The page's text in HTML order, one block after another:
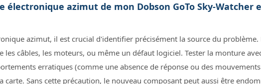
électronique azimut de mon Dobson GoTo Sky-
azimut, il est crucial d'identifier précisément la source du
les câbles, les moteurs, ou même un défaut logiciel. Tester la monture
erratiques (comme une absence de réponse ou des
Sans cette précaution, le nouveau composant peut aussi être